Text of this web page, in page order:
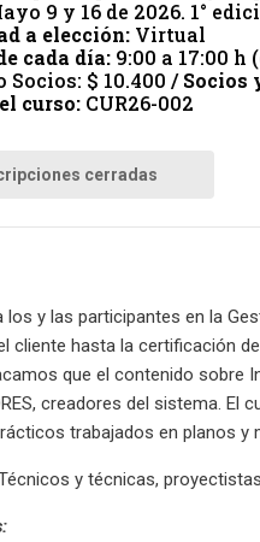
9 y 16 de 2026. 1°
a elección: Virtual
cada día: 9:00 a 17:00 h
Socios: $ 10.400 /Socios
curso: CUR26-002
cerradas
los y las participantes en la
cliente hasta la certificación
que el contenido sobre
creadores del sistema.
trabajados en planos y
y técnicas,